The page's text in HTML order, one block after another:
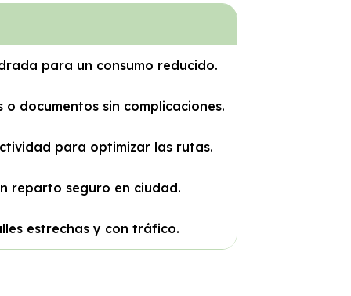
para un consumo reducido.
documentos sin complicaciones.
para optimizar las rutas.
reparto seguro en ciudad.
estrechas y con tráfico.